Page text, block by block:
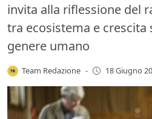
invita alla riflessione del
tra ecosistema e crescita
genere umano
Team Redazione - 18 Giugno